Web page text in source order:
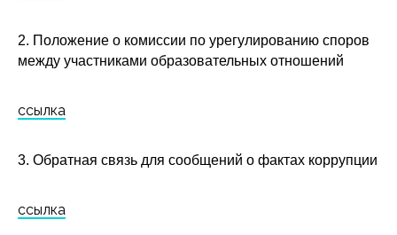
2. Положение о комиссии по урегулированию споров
между участниками образовательных отношений
ссылка
3. Обратная связь для сообщений о фактах коррупции
ссылка